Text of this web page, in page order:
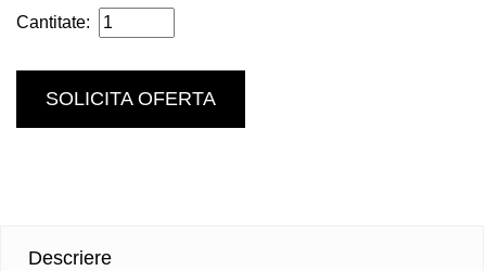
Cantitate:
SOLICITA OFERTA
Descriere